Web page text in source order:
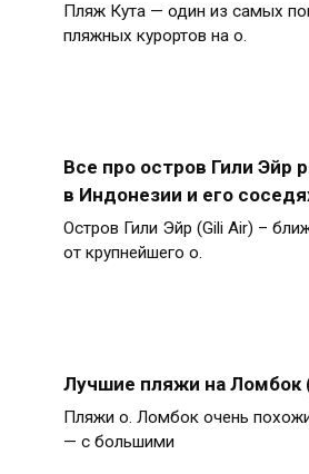
Пляж Кута — один из самых
пляжных курортов на о.
Все про остров Гили Эйр
в Индонезии и его
Остров Гили Эйр (Gili Air) –
от крупнейшего о.
Лучшие пляжи на Ломбок
Пляжи о. Ломбок очень
— с большими